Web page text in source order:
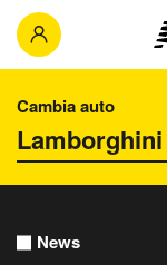
News
Cambia auto